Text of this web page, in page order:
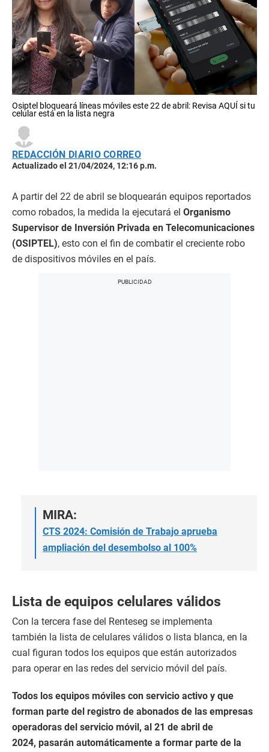
Osiptel bloqueará líneas móviles este 22 de abril: Revisa AQUÍ si tu
celular está en la lista negra
REDACCIÓN DIARIO CORREO
Actualizado el 21/04/2024, 12:16 p.m.
A partir del 22 de abril se bloquearán equipos reportados
como robados, la medida la ejecutará el Organismo
Supervisor de Inversión Privada en Telecomunicaciones
(OSIPTEL), esto con el fin de combatir el creciente robo
de dispositivos móviles en el país.
MIRA:
CTS 2024: Comisión de Trabajo aprueba
ampliación del desembolso al 100%
Lista de equipos celulares válidos
Con la tercera fase del Renteseg se implementa
también la lista de celulares válidos o lista blanca, en la
cual figuran todos los equipos que están autorizados
para operar en las redes del servicio móvil del país.
Todos los equipos móviles con servicio activo y que
forman parte del registro de abonados de las empresas
operadoras del servicio móvil, al 21 de abril de
2024, pasarán automáticamente a formar parte de la